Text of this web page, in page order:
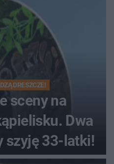
DRESZCZE!
sceny na
Dwa
szyję 33-latki!